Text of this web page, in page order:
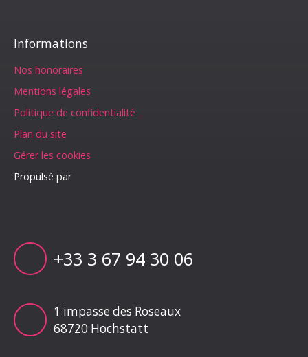
Informations
Nos honoraires
Mentions légales
Politique de confidentialité
Plan du site
Gérer les cookies
Propulsé par
+33 3 67 94 30 06
1 impasse des Roseaux
68720 Hochstatt